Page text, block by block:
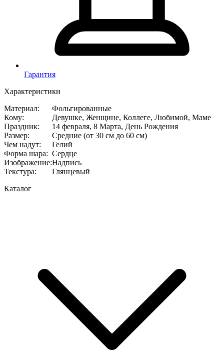
Гарантия
Характеристики
Материал:
Фольгированные
Кому:
Девушке, Женщине, Коллеге, Любимой, Маме
Праздник:
14 февраля, 8 Марта, День Рождения
Размер:
Средние (от 30 см до 60 см)
Чем надут:
Гелий
Форма шара: Сердце
Изображение:Надпись
Текстура:
Глянцевый
Каталог